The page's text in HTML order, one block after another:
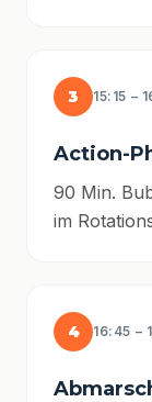
3 15:15 –
Action-
90 Min.
im
4 16:45 –